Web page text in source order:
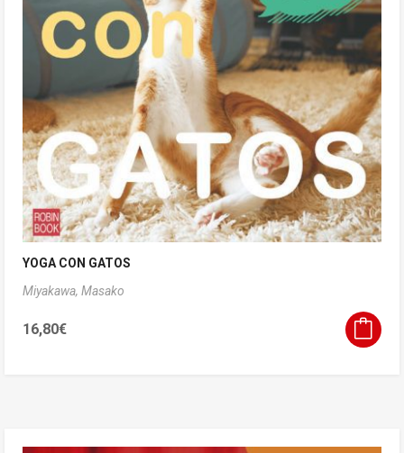
YOGA CON GATOS
Miyakawa, Masako
16,80€